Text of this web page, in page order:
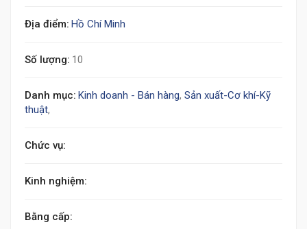
Địa điểm: Hồ Chí Minh
Số lượng: 10
Danh mục: Kinh doanh - Bán hàng, Sản xuất-Cơ khí-Kỹ
thuật,
Chức vụ:
Kinh nghiệm:
Bằng cấp: